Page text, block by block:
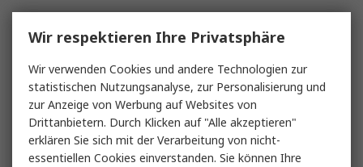
Wir respektieren Ihre Privatsphäre
Wir verwenden Cookies und andere Technologien zur
statistischen Nutzungsanalyse, zur Personalisierung und
zur Anzeige von Werbung auf Websites von
Drittanbietern. Durch Klicken auf "Alle akzeptieren"
erklären Sie sich mit der Verarbeitung von nicht-
essentiellen Cookies einverstanden. Sie können Ihre